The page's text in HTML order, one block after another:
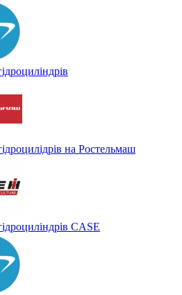
на Ростельмаш
CASE